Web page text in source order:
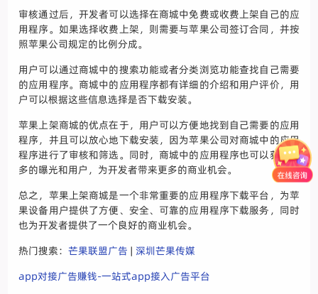
审核通过后，开发者可以选择在商城中免费或收费上架自己的应
用程序。如果选择收费上架，则需要与苹果公司签订合同，并按
照苹果公司规定的比例分成。
用户可以通过商城中的搜索功能或者分类浏览功能查找自己需要
的应用程序。商城中的应用程序都有详细的介绍和用户评价，用
户可以根据这些信息选择是否下载安装。
苹果上架商城的优点在于，用户可以方便地找到自己需要的应用
程序，并且可以放心地下载安装，因为苹果公司对商城中的应用
程序进行了审核和筛选。同时，商城中的应用程序也可以获得更
多的曝光和用户，为开发者带来更多的商业机会。
总之，苹果上架商城是一个非常重要的应用程序下载平台，为苹
果设备用户提供了方便、安全、可靠的应用程序下载服务，同时
也为开发者提供了一个良好的商业机会。
热门搜索：芒果联盟广告 | 深圳芒果传媒
app对接广告赚钱-一站式app接入广告平台